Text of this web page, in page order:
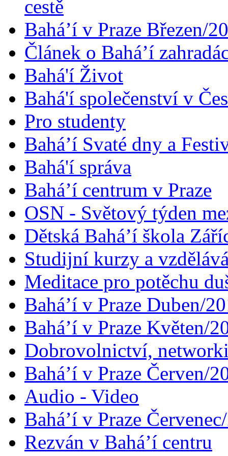
cestě
Bahá’í v Praze Březen/
Článek o Bahá’í
Bahá'í Život
Bahá'í společenství v
Pro studenty
Bahá’í Svaté dny a
Bahá'í správa
Bahá’í centrum v Praze
OSN - Světový týden
Dětská Bahá’í škola
Studijní kurzy a
Meditace pro potěchu
Bahá’í v Praze Duben/
Bahá’í v Praze Květen/
Dobrovolnictví,
Bahá’í v Praze Červen/
Audio - Video
Bahá’í v Praze
Rezván v Bahá’í centru